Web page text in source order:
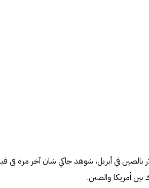
أمريكا والصين.